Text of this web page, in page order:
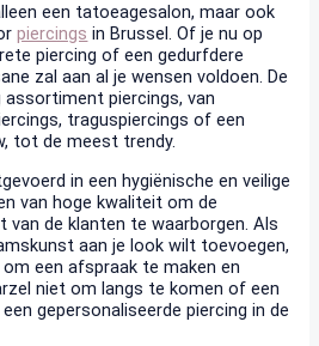
een tatoeagesalon, maar ook
piercings in Brussel. Of je nu op
piercing of een gedurfdere
zal aan al je wensen voldoen. De
piercings, van
traguspiercings of een
tot de meest trendy.
in een hygiënische en veilige
van hoge kwaliteit om de
van de klanten te waarborgen. Als
aan je look wilt toevoegen,
een afspraak te maken en
niet om langs te komen of een
gepersonaliseerde piercing in de